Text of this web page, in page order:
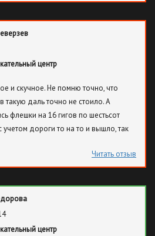
подождать в очереди, когда
парковки на мойку. Что
не все хорошо, половина
прежде, чем ехать советую
Уважаемая администрация,
в организацию бизнеса надо
только получать прибыль, вы
оставаться довольными, а не
брезговать и терпеть прочие
центр
и скучное. Не помню точно, что
такую даль точно не стоило. А
флешки на 16 гигов по шестьсот
дороги то на то и вышло, так
Читать отзыв
центр